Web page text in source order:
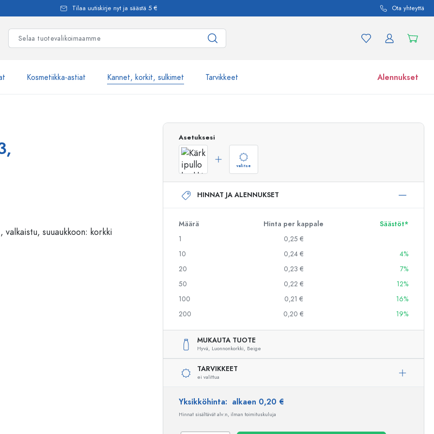
Tilaa uutiskirje nyt ja säästä 5 € Ota yhteyttä
Kosmetiikka-astiat Kannet, korkit, sulkimet Tarvikkeet Alennukset
Airless-pumppupullot
Roll-on-pullot
Puristuspullot
Säilytyspullot
Ginipullot
Joulupullot
Koristeelliset pullot
Käymisastiat
Lasipurkit
Asetuksesi
valitse
HINNAT JA ALENNUKSET
Määrä Hinta per kappale
Säästöt*
1
0,25 €
10
0,24 €
4%
20
0,23 €
7%
50
0,22 €
12%
100
0,21 €
16%
200
0,20 € 19%
MUKAUTA TUOTE
Hyvä, Luonnonkorkki, Beige
TARVIKKEET
ei valittua
Yksikköhinta: alkaen 0,20 €
Hinnat sisältävät alv:n, ilman toimituskuluja